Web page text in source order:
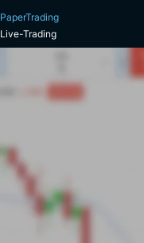
PaperTrading
Live-Trading